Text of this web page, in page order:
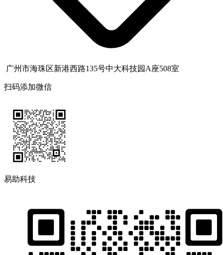
广州市海珠区新港西路135号中大科技园A座508室
扫码添加微信
易助科技